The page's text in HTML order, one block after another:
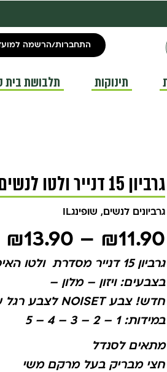
התחברות/הרשמה
תינוקות תלבושת בית
גרביון 15 דנייר ולטו לנשים
גרביונים לנשים , שופינגIL
₪11.90
–
₪13.90
גרביון 15 דנייר מסדרת ולטו האיכותית לנשים
בצבעים: ויזון – מלון –
חדש! צבע NOISET לצבע רגל שזוף יותר!
במידות: 1 – 2 – 3 – 4 – 5
מתאים לסנדל
חצי מבריק בעל מרקם משי